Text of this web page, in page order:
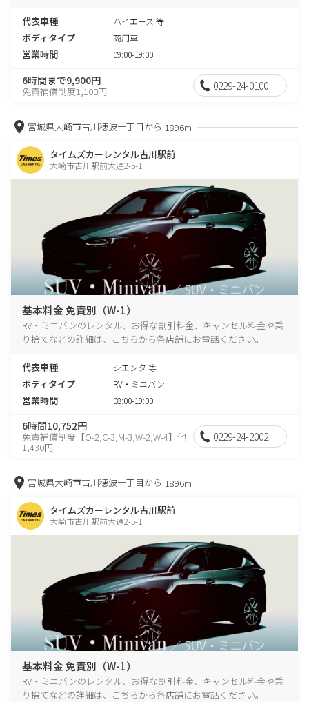
代表車種 ハイエース 等
ボディタイプ 商用車
営業時間 09:00-19:00
6時間まで9,900円
免責補償制度1,100円 0229-24-0100
宮城県大崎市古川穂波一丁目から 1896m
タイムズカーレンタル古川駅前
大崎市古川駅前大通2-5-1
基本料金 免責別（W-1）
RV・ミニバンのレンタル、お得な割引料金、キャンセル料金や乗
り捨てなどの詳細は、こちらから各店舗にお電話ください。
代表車種 シエンタ 等
ボディタイプ RV・ミニバン
営業時間 08:00-19:00
6時間10,752円
免責補償制度【O-2,C-3,M-3,W-2,W-4】他
1,430円
0229-24-2002
宮城県大崎市古川穂波一丁目から 1896m
タイムズカーレンタル古川駅前
大崎市古川駅前大通2-5-1
基本料金 免責別（W-1）
RV・ミニバンのレンタル、お得な割引料金、キャンセル料金や乗
り捨てなどの詳細は、こちらから各店舗にお電話ください。